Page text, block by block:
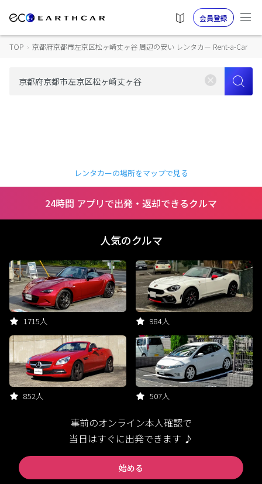
会員登録
TOP › 京都府京都市左京区松ヶ崎丈ヶ谷 周辺の安い レンタカー Rent-a-Car
レンタカーの場所をマップで見る
24時間 アプリで出発・返却できるクルマ
人気のクルマ
1715人 984人
852人 507人
事前のオンライン本人確認で
当日はすぐに出発できます ♪
始める